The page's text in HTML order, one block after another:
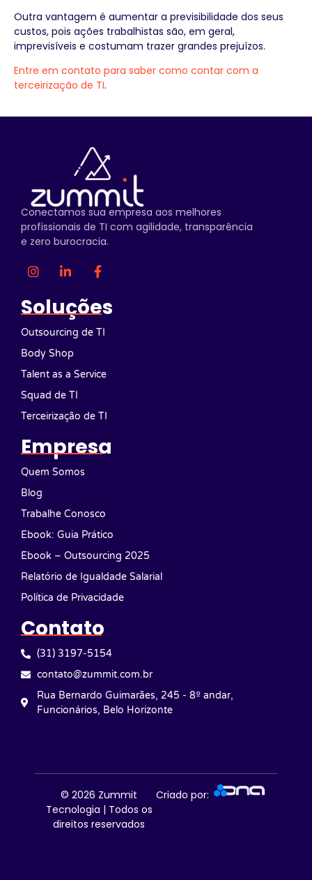
Outra vantagem é aumentar a previsibilidade dos seus
custos, pois ações trabalhistas são, em geral,
imprevisíveis e costumam trazer grandes prejuízos.
Entre em contato para saber como contar com a
terceirização de TI.
Conectamos sua empresa aos melhores
profissionais de TI com agilidade, transparência
e zero burocracia.
Soluções
Outsourcing de TI
Body Shop
Talent as a Service
Squad de TI
Terceirização de TI
Empresa
Quem Somos
Blog
Trabalhe Conosco
Ebook: Guia Prático
Ebook – Outsourcing 2025
Relatório de Igualdade Salarial
Política de Privacidade
Contato
(31) 3197-5154
contato@zummit.com.br
Rua Bernardo Guimarães, 245 - 8º andar,
Funcionários, Belo Horizonte
© 2026 Zummit
Tecnologia | Todos os
direitos reservados
Criado por: